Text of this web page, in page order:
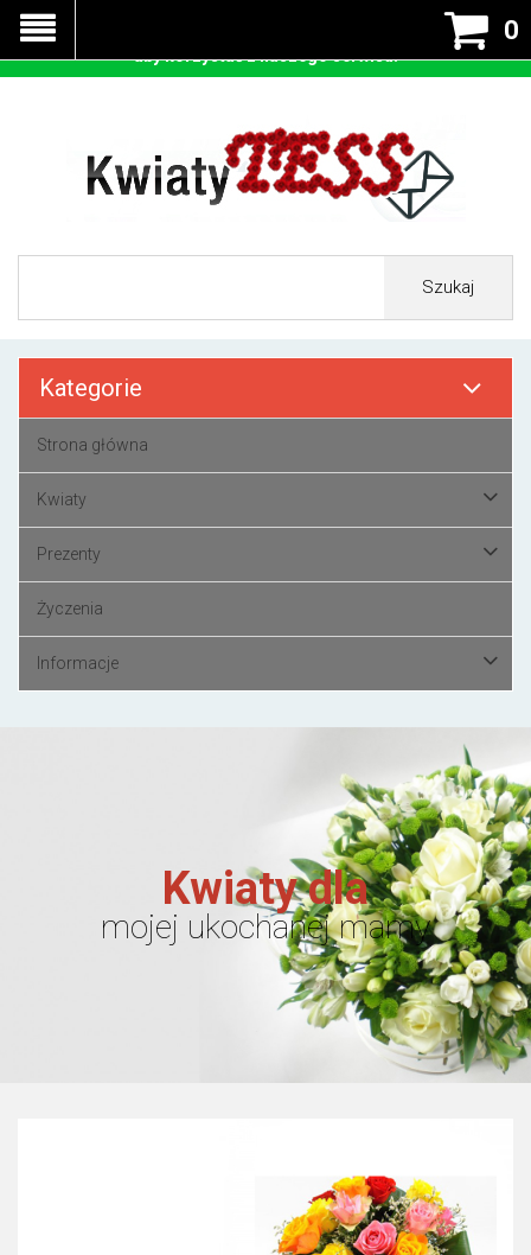
0
Szukaj
Kategorie
Strona główna
Kwiaty
Prezenty
Życzenia
Informacje
Kwiaty dla
mojej ukochanej mamy
Nasza strona korzysta z cookies - czyli tzw ciastek w celu
prawidłowego działania. Zaakceptuj przyjmowanie cookies
aby korzystać z naszego serwisu.